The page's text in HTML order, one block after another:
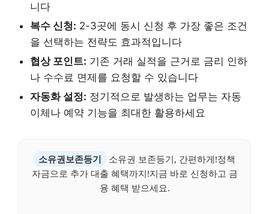
니다
복수 신청: 2-3곳에 동시 신청 후 가장 좋은 조건
을 선택하는 전략도 효과적입니다
협상 포인트: 기존 거래 실적을 근거로 금리 인하
나 수수료 면제를 요청할 수 있습니다
자동화 설정: 정기적으로 발생하는 업무는 자동
이체나 예약 기능을 최대한 활용하세요
소유권보존등기
소유권 보존등기, 간편하게!정책
자금으로 추가 대출 혜택까지!지금 바로 신청하고 금
융 혜택 받으세요.